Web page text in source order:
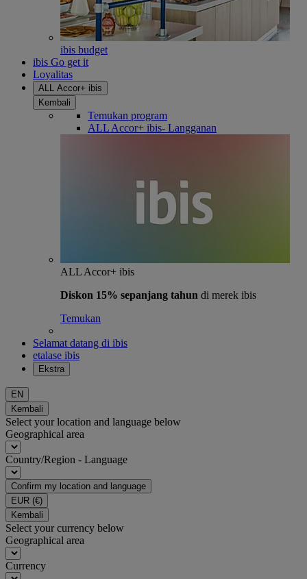
ibis budget
ibis Go get it
Loyalitas
ALL Accor+ ibis
Kembali
Temukan program
ALL Accor+ ibis- Langganan
ALL Accor+ ibis
Diskon 15% sepanjang tahun di merek ibis
Temukan
Selamat datang di ibis
etalase ibis
Ekstra
EN
Kembali
Select your location and language below
Geographical area
Country/Region - Language
Confirm my location and language
EUR (€)
Kembali
Select your currency below
Geographical area
Currency